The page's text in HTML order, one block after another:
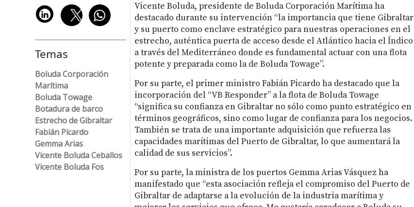
Temas
Boluda Corporación
Marítima
Boluda Towage
Botadura de barco
Estrecho de Gibraltar
Fabián Picardo
Gemma Arias
Vicente Boluda Ceballos
Vicente Boluda Fos
Vicente Boluda, presidente de Boluda Corporación Marítima ha
destacado durante su intervención “la importancia que tiene Gibraltar
y su puerto como enclave estratégico para nuestras operaciones en el
estrecho, auténtica puerta de acceso desde el Atlántico hacia el Índico
a través del Mediterráneo donde es fundamental actuar con una flota
potente y preparada como la de Boluda Towage”.
Por su parte, el primer ministro Fabián Picardo ha destacado que la
incorporación del “VB Responder” a la flota de Boluda Towage
“significa su confianza en Gibraltar no sólo como punto estratégico en
términos geográficos, sino como lugar de confianza para los negocios.
También se trata de una importante adquisición que refuerza las
capacidades marítimas del Puerto de Gibraltar, lo que aumentará la
calidad de sus servicios”.
Por su parte, la ministra de los puertos Gemma Arias Vásquez ha
manifestado que “esta asociación refleja el compromiso del Puerto de
Gibraltar de adaptarse a la evolución de la industria marítima y